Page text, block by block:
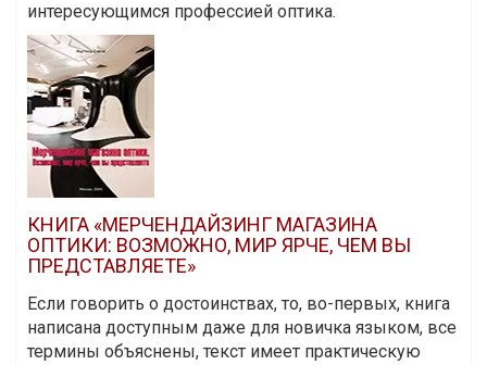
интересующимся профессией оптика.
КНИГА «МЕРЧЕНДАЙЗИНГ МАГАЗИНА
ОПТИКИ: ВОЗМОЖНО, МИР ЯРЧЕ, ЧЕМ ВЫ
ПРЕДСТАВЛЯЕТЕ»
Если говорить о достоинствах, то, во-первых, книга
написана доступным даже для новичка языком, все
термины объяснены, текст имеет практическую